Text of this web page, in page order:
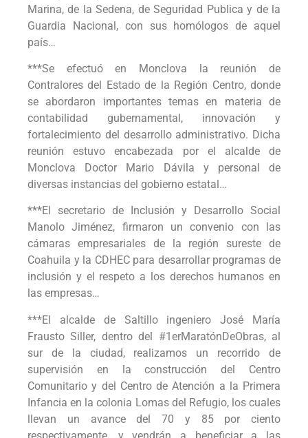
Marina, de la Sedena, de Seguridad Publica y de la
Guardia Nacional, con sus homólogos de aquel
país…
***Se efectuó en Monclova la reunión de
Contralores del Estado de la Región Centro, donde
se abordaron importantes temas en materia de
contabilidad gubernamental, innovación y
fortalecimiento del desarrollo administrativo. Dicha
reunión estuvo encabezada por el alcalde de
Monclova Doctor Mario Dávila y personal de
diversas instancias del gobierno estatal…
***El secretario de Inclusión y Desarrollo Social
Manolo Jiménez, firmaron un convenio con las
cámaras empresariales de la región sureste de
Coahuila y la CDHEC para desarrollar programas de
inclusión y el respeto a los derechos humanos en
las empresas…
***El alcalde de Saltillo ingeniero José María
Frausto Siller, dentro del #1erMaratónDeObras, al
sur de la ciudad, realizamos un recorrido de
supervisión en la construcción del Centro
Comunitario y del Centro de Atención a la Primera
Infancia en la colonia Lomas del Refugio, los cuales
llevan un avance del 70 y 85 por ciento
respectivamente, y vendrán a beneficiar a las